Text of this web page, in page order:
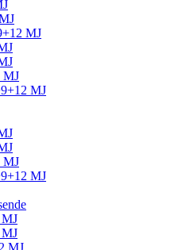
MJ
MJ
MJ
MJ
MJ
MJ
MJ
MJ